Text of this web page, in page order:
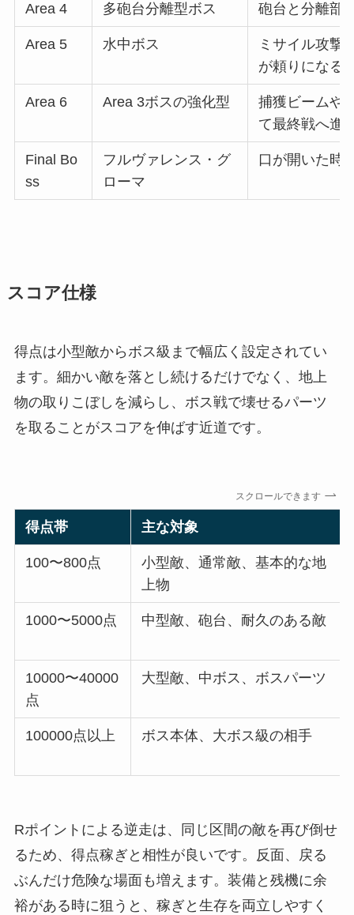
Area 4 多砲台分離型ボス 砲台と分離部
Area 5 水中ボス
ミサイル攻撃
が頼りになる
Area 6 Area 3ボスの強化型
捕獲ビームや
て最終戦へ進
Final Bo
ss
フルヴァレンス・グ
ローマ
口が開いた時
スコア仕様
得点は小型敵からボス級まで幅広く設定されてい
ます。細かい敵を落とし続けるだけでなく、地上
物の取りこぼしを減らし、ボス戦で壊せるパーツ
を取ることがスコアを伸ばす近道です。
スクロールできます
得点帯 主な対象
100〜800点
小型敵、通常敵、基本的な地
上物
1000〜5000点 中型敵、砲台、耐久のある敵
10000〜40000
点
大型敵、中ボス、ボスパーツ
100000点以上 ボス本体、大ボス級の相手
Rポイントによる逆走は、同じ区間の敵を再び倒せ
るため、得点稼ぎと相性が良いです。反面、戻る
ぶんだけ危険な場面も増えます。装備と残機に余
裕がある時に狙うと、稼ぎと生存を両立しやすく